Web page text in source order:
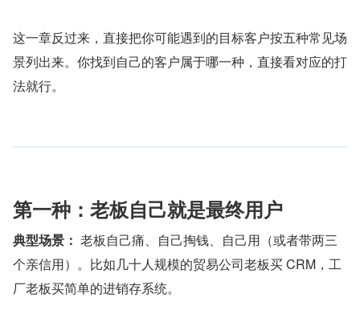
这一章反过来，直接把你可能遇到的目标客户按五种常见场
景列出来。你找到自己的客户属于哪一种，直接看对应的打
法就行。
第一种：老板自己就是最终用户
典型场景： 老板自己痛、自己掏钱、自己用（或者带两三
个亲信用）。比如几十人规模的贸易公司老板买 CRM，工
厂老板买简单的进销存系统。